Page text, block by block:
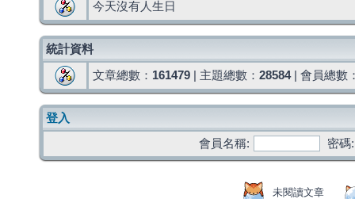
今天沒有人生日
統計資料
文章總數： 161479 | 主題總數： 28584| 會員總數
登入
會員名稱:
密碼:
未閱讀文章